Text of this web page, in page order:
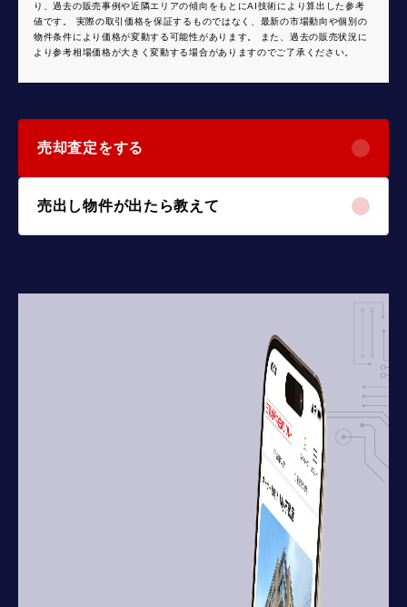
り、過去の販売事例や近隣エリアの傾向をもとにAI技術により算出した参考
値です。 実際の取引価格を保証するものではなく、最新の市場動向や個別の
物件条件により価格が変動する可能性があります。 また、過去の販売状況に
より参考相場価格が大きく変動する場合がありますのでご了承ください。
売却査定をする
売出し物件が出たら教えて